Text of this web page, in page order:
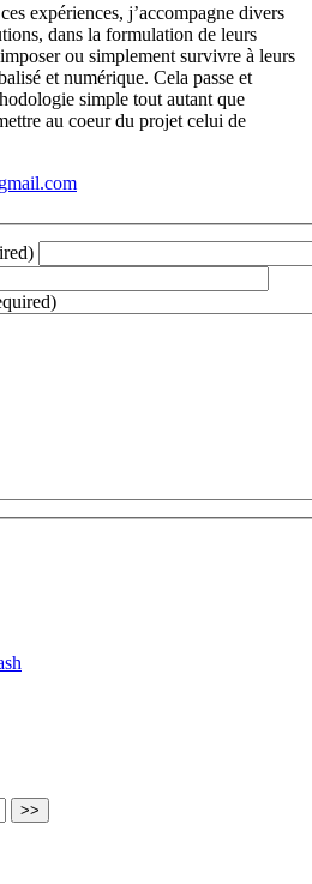
expériences, j’accompagne divers
dans la formulation de leurs
ou simplement survivre à leurs
et numérique. Cela passe et
simple tout autant que
au coeur du projet celui de
>>